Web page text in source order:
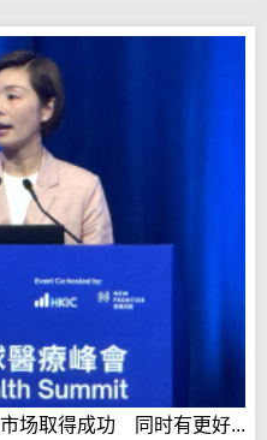
场取得成功 同时有更好...